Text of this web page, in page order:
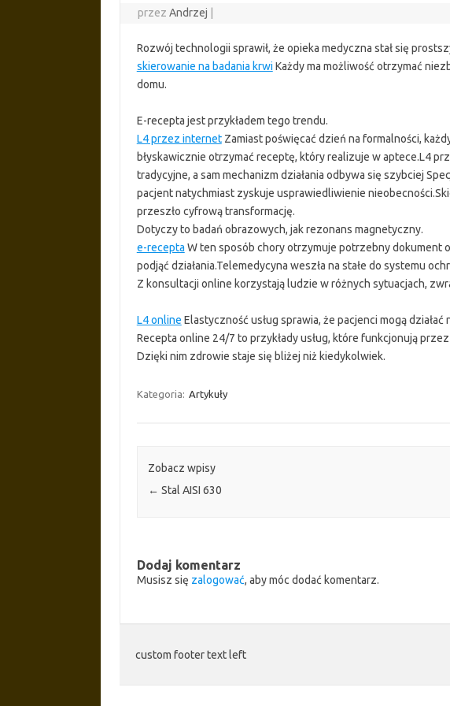
przezAndrzej
Rozwój technologii sprawił, że opieka medyczna stał się
skierowanie na badania krwi Każdy ma możliwość otrzymać
domu.
E-recepta jest przykładem tego trendu.
L4 przez internetZamiast poświęcać dzień na formalności,
błyskawicznie otrzymać receptę, który realizuje w aptece.L4
tradycyjne, a sam mechanizm działania odbywa się szybciej
pacjent natychmiast zyskuje usprawiedliwienie
przeszło cyfrową transformację.
Dotyczy to badań obrazowych, jak rezonans magnetyczny.
e-recepta W ten sposób chory otrzymuje potrzebny dokument
podjąć działania.Telemedycyna weszła na stałe do systemu
Z konsultacji online korzystają ludzie w różnych sytuacjach,
L4 online Elastyczność usług sprawia, że pacjenci mogą
Recepta online 24/7 to przykłady usług, które funkcjonują przez
Dzięki nim zdrowie staje się bliżej niż kiedykolwiek.
Kategoria: Artykuły
Zobacz wpisy
← Stal AISI 630
Dodaj komentarz
Musisz się zalogować, aby móc dodać komentarz.
custom footer text left